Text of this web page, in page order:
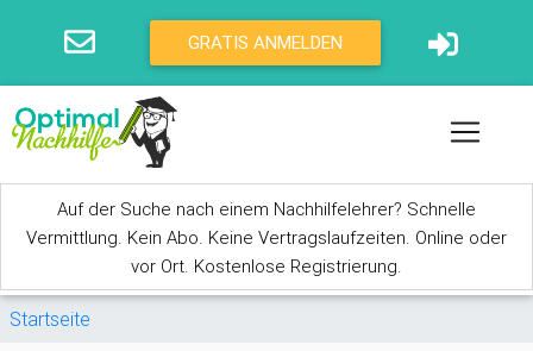
GRATIS ANMELDEN
Auf der Suche nach einem Nachhilfelehrer? Schnelle
Vermittlung. Kein Abo. Keine Vertragslaufzeiten. Online oder
vor Ort. Kostenlose Registrierung.
Sie sind hier
Startseite